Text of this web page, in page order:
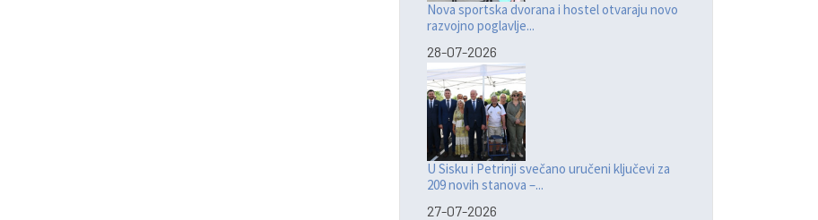
Nova sportska dvorana i hostel otvaraju novo
razvojno poglavlje...
28-07-2026
U Sisku i Petrinji svečano uručeni ključevi za
209 novih stanova –...
27-07-2026